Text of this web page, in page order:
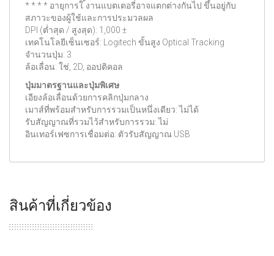
* * * * อายุการใ ้งานแบตเตอรี่อาจแตกต่างกันไป ขึ้นอยู่กับ
สภาวะของผู้ใช้และการประมวลผล
DPI (ต่ำสุด / สูงสุด): 1,000 ±
เทคโนโลยีเซ็นเซอร์: Logitech ขั้นสูง Optical Tracking
จำนวนปุ่ม: 3
ล้อเลื่อน: ใช่, 2D, ออปติคอล
ปุ่มมาตรฐานและปุ่มพิเศษ
เอียงล้อเลื่อนด้วยการคลิกปุ่มกลาง
เมาส์ที่พร้อมสำหรับการรวมเป็นหนึ่งเดียว: ไม่ได้
รับสัญญาณที่รวมไว้สำหรับการรวม: ไม่
อินเทอร์เฟซการเชื่อมต่อ: ตัวรับสัญญาณ USB
สินค้าที่เกี่ยวข้อง